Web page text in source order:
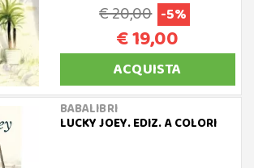
€ 20,00 -5%
€ 19,00
ACQUISTA
BABALIBRI
LUCKY JOEY. EDIZ. A COLORI